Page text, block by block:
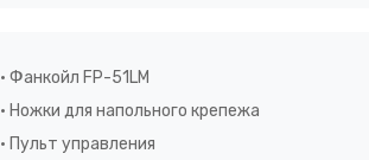
• Фанкойл FP-51LM
• Ножки для напольного крепежа
• Пульт управления